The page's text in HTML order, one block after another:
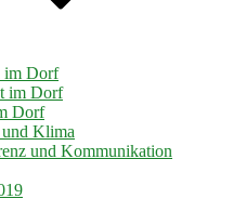
im Dorf
im Dorf
Dorf
Klima
und Kommunikation